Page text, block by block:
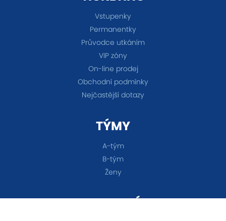
Vstupenky
Permanentky
Průvodce utkáním
VIP zóny
On-line prodej
Obchodní podmínky
Nejčastější dotazy
TÝMY
A-tým
B-tým
Ženy
OSTATNÍ